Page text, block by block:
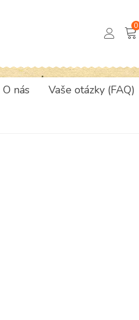
0
O nás Vaše otázky (FAQ)